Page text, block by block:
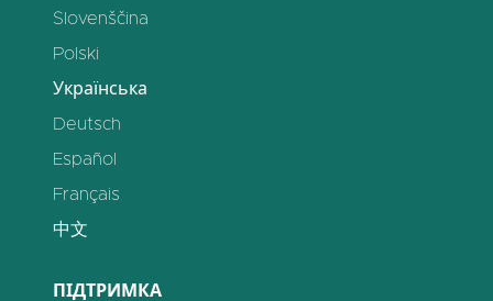
Slovenščina
Polski
Українська
Deutsch
Español
Français
中文
ПІДТРИМКА